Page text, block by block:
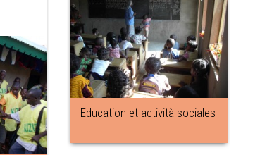
Education et actività sociales